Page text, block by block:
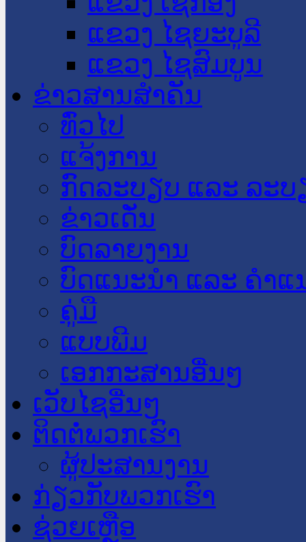
ແຂວງ ໄຊຍະບູລີ
ແຂວງ ໄຊສົມບູນ
ຂ່າວສານສໍາຄັນ
​ທົ່ວ​ໄປ
ແຈ້ງການ
ກົດລະບຽບ ແລະ ລະບ
ຂ່າວເດັ່ນ
ບົດລາຍງານ
ບົດແນະນໍາ ແລະ ຄໍາແ
ຄູ່ມື
ແບບພີມ
ເອກກະສານອື່ນໆ
ເວັບໄຊອື່ນໆ
ຕິດຕໍ່ພວກເຮົາ
ຜູ້ປະສານງານ
ກ່ຽວກັບພວກເຮົາ
ຊ່ວຍເຫຼືອ